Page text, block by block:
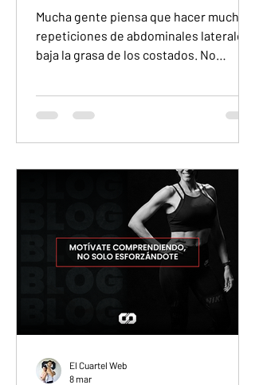
Mucha gente piensa que hacer muchas
repeticiones de abdominales laterales
baja la grasa de los costados. No
puede fortalecer los músculos de esa
zona, pero no hace que la grasa que
por zonas a gusto de cada persona. El
cuerpo la usa de forma general. Cuando
empiezas a perder grasa, no decides si
sale primero de la cintura, de los brazos
o de las piernas. Eso depen
El Cuartel Web
8 mar